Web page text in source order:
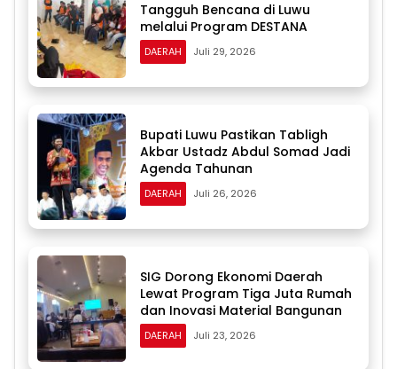
Tangguh Bencana di Luwu
melalui Program DESTANA
DAERAH Juli 29, 2026
Bupati Luwu Pastikan Tabligh
Akbar Ustadz Abdul Somad Jadi
Agenda Tahunan
DAERAH Juli 26, 2026
SIG Dorong Ekonomi Daerah
Lewat Program Tiga Juta Rumah
dan Inovasi Material Bangunan
DAERAH Juli 23, 2026